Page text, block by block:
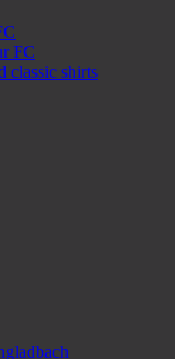
FC
classic shirts